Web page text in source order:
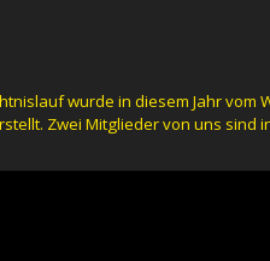
wurde in diesem Jahr vom
Zwei Mitglieder von uns sind